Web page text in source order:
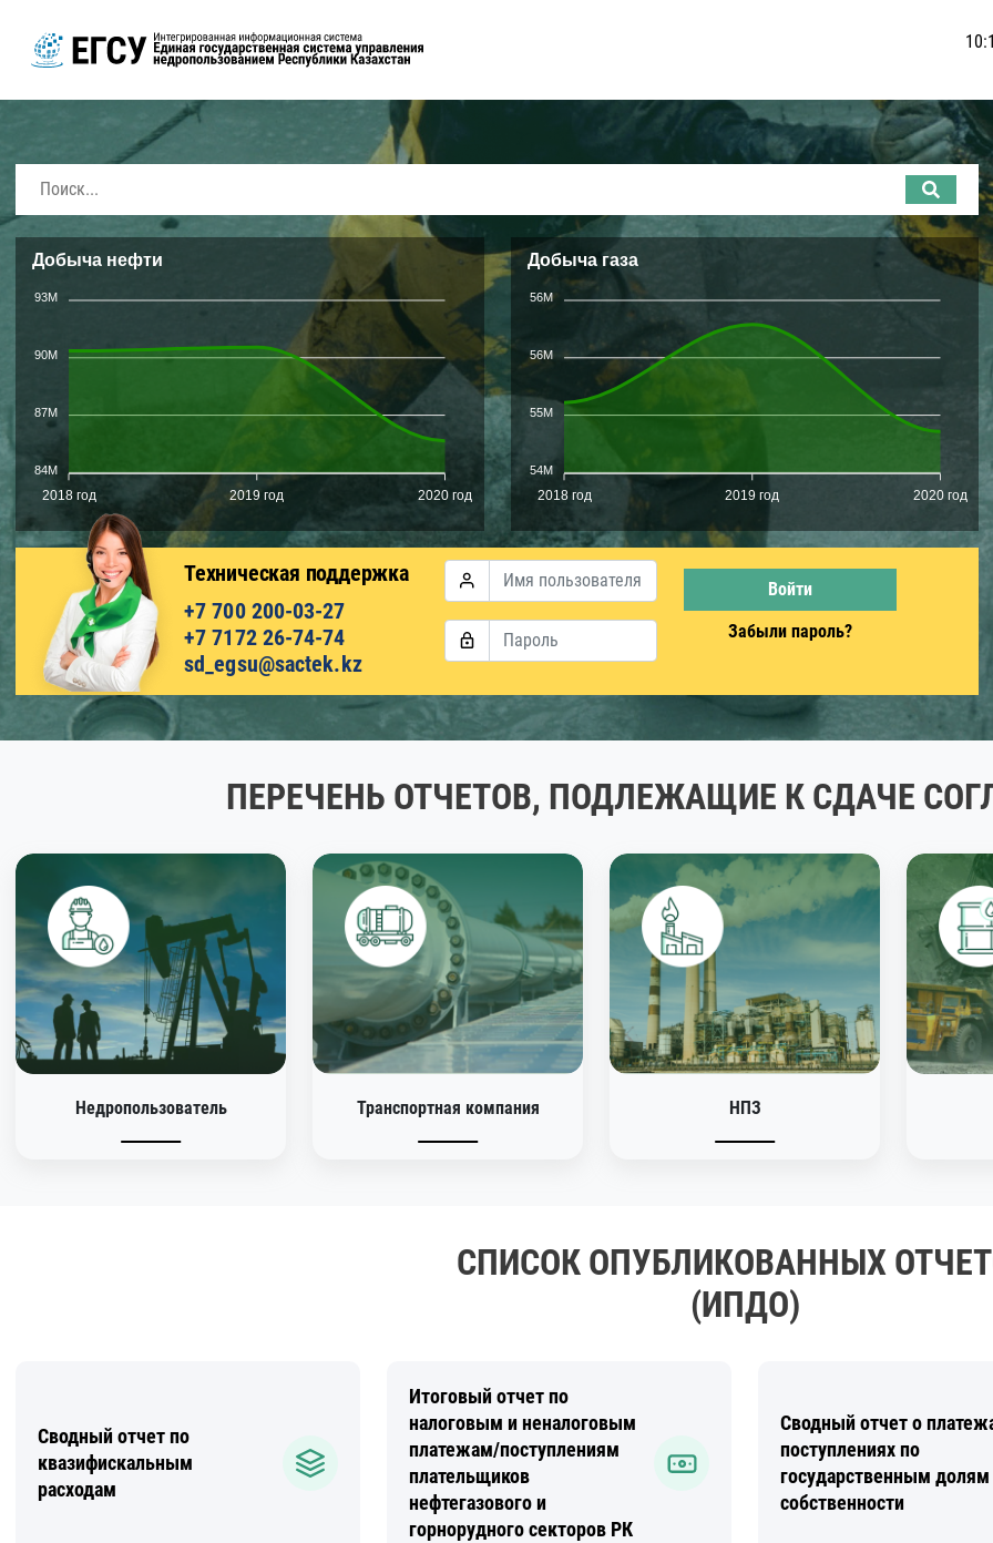
2018 год 2019 год 2020 год
Добыча нефти
93M
90M
87M
84M
2018 год 2019 год 2020 год
Добыча газа
56M
56M
55M
54M
Техническая поддержка
+7 700 200-03-27
+7 7172 26-74-74
sd_egsu@sactek.kz
Забыли пароль?
ПЕРЕЧЕНЬ ОТЧЕТОВ, ПОДЛЕЖАЩИЕ К СДАЧЕ
Недропользователь Транспортная компания НПЗ
СПИСОК ОПУБЛИКОВАННЫХ
(ИПДО)
Сводный отчет по
квазифискальным
расходам
Итоговый отчет по
налоговым и неналоговым
платежам/поступлениям
плательщиков
нефтегазового и
горнорудного секторов РК
Сводный отчет о
поступлениях по
государственным долям
собственности